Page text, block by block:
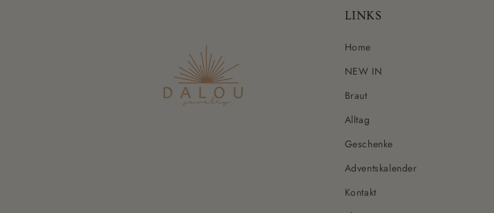
LINKS
Home
NEW IN
Braut
Alltag
Geschenke
Adventskalender
Kontakt